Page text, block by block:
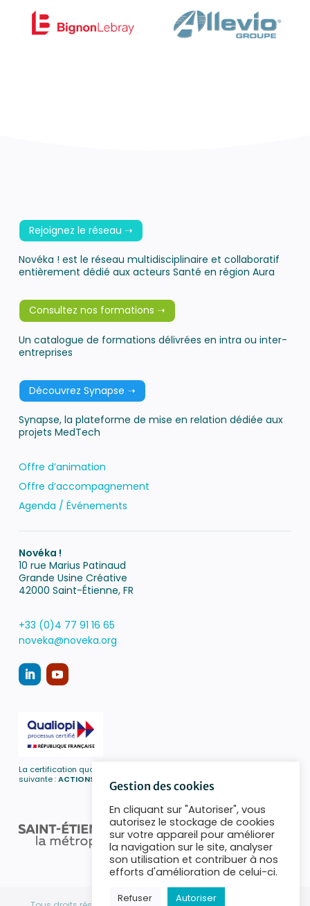
Rejoignez le réseau ➝
Novéka ! est le réseau multidisciplinaire et collaboratif
entièrement dédié aux acteurs Santé en région Aura
Consultez nos formations ➝
Un catalogue de formations délivrées en intra ou inter-
entreprises
Découvrez Synapse ➝
Synapse, la plateforme de mise en relation dédiée aux
projets MedTech
Offre d’animation
Offre d’accompagnement
Agenda / Événements
Novéka !
10 rue Marius Patinaud
Grande Usine Créative
42000 Saint-Étienne, FR
+33 (0)4 77 91 16 65
noveka@noveka.org
La certification qualité a été délivrée au titre de la catégorie d’action
suivante :ACTIONS DE FORMATIONGestion des cookies
En cliquant sur "Autoriser", vous
autorisez le stockage de cookies
sur votre appareil pour améliorer
la navigation sur le site, analyser
son utilisation et contribuer à nos
efforts d'amélioration de celui-ci.
Refuser Autoriser